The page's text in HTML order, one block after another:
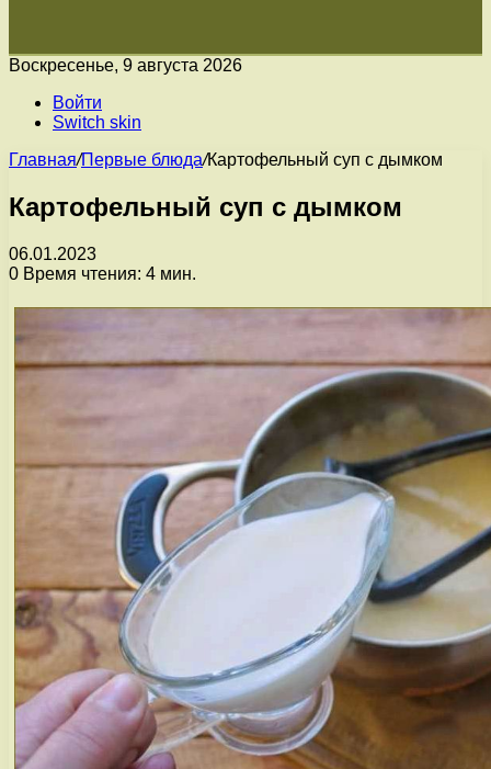
Воскресенье, 9 августа 2026
Войти
Switch skin
Главная/Первые блюда/Картофельный суп с дымком
Картофельный суп с дымком
06.01.2023
0 Время чтения: 4 мин.